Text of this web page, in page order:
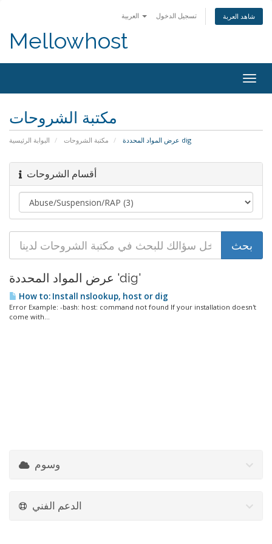
تسجيل الدخول شاهد العربة
Mellowhost
مكتبة الشروحات
البوابة الرئيسية مكتبة الشروحات عرض المواد المحددة dig
أقسام الشروحات
عرض المواد المحددة 'dig'
How to: Install nslookup, host or dig
Error Example: -bash: host: command not found If your installation doesn't
come with...
وسوم
الدعم الفني